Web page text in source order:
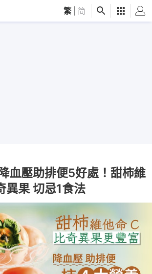
繁 简
血壓助排便5好處！甜柿維
異果 切忌1食法